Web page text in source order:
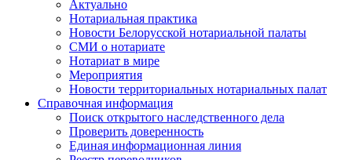
Актуально
Нотариальная практика
Новости Белорусской нотариальной палаты
СМИ о нотариате
Нотариат в мире
Мероприятия
Новости территориальных нотариальных палат
Справочная информация
Поиск открытого наследственного дела
Проверить доверенность
Единая информационная линия